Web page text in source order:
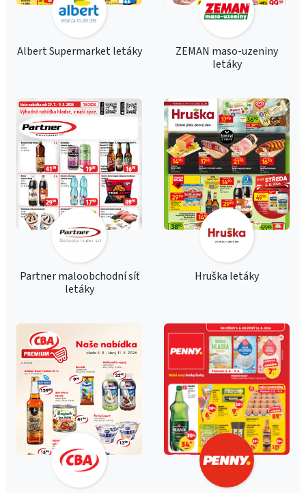
Albert Supermarket letáky
ZEMAN maso-uzeniny
letáky
Partner maloobchodní síť
letáky
Hruška letáky